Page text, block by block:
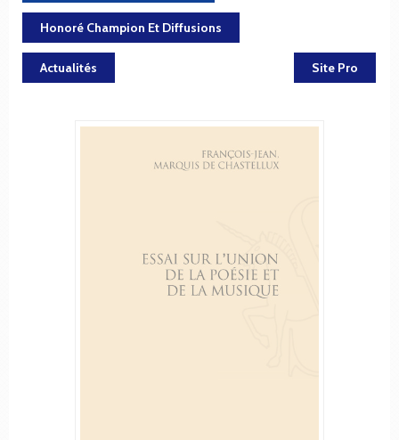
Honoré Champion Et Diffusions
Actualités Site Pro